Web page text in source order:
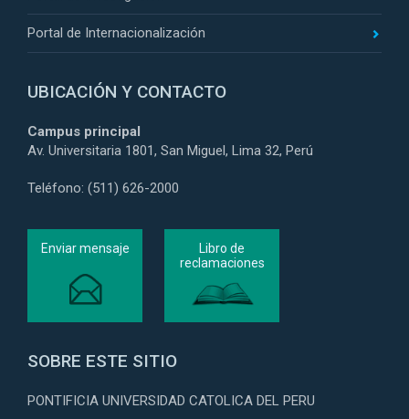
Portal de Internacionalización
UBICACIÓN Y CONTACTO
Campus principal
Av. Universitaria 1801, San Miguel, Lima 32, Perú
Teléfono: (511) 626-2000
Enviar mensaje
Libro de
reclamaciones
SOBRE ESTE SITIO
PONTIFICIA UNIVERSIDAD CATOLICA DEL PERU